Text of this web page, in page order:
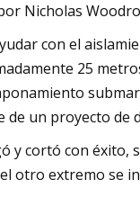
Activación de
Nicholas
con el
25
un proyecto de
y cortó con
otro extremo se